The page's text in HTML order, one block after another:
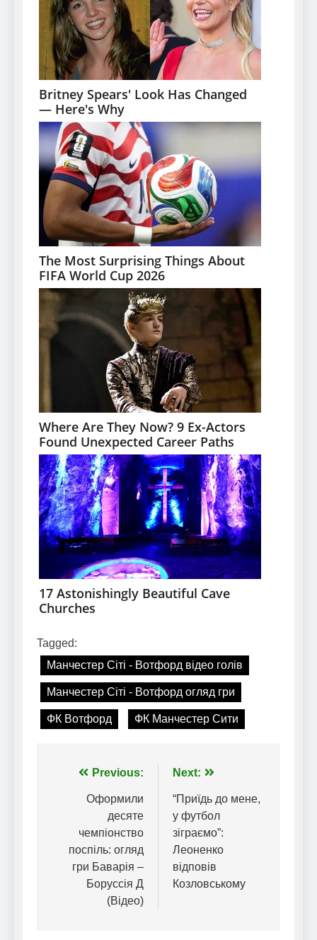
Tagged:
Манчестер Сіті - Вотфорд відео голів
Манчестер Сіті - Вотфорд огляд гри
ФК Вотфорд ФК Манчестер Сити
Навігація
записів
Previous:
Оформили
десяте
чемпіонство
поспіль: огляд
гри Баварія –
Боруссія Д
(Відео)
Next:
“Приїдь до мене,
у футбол
зіграємо”:
Леоненко
відповів
Козловському